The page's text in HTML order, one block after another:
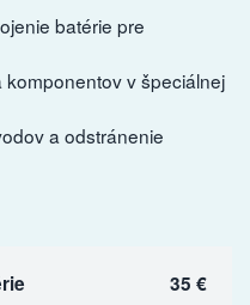
batérie pre
v špeciálnej
a odstránenie
35 €